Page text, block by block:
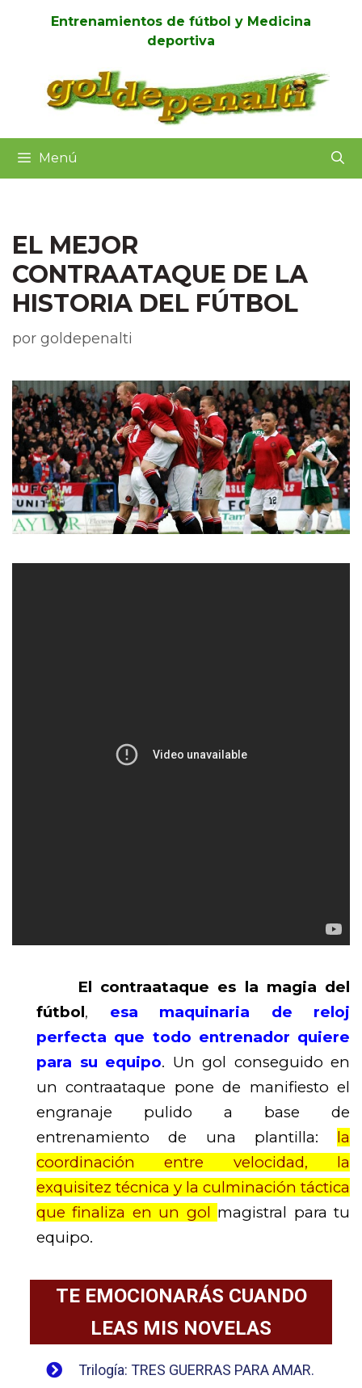
Entrenamientos de fútbol y Medicina
deportiva
Menú
EL MEJOR
CONTRAATAQUE DE LA
HISTORIA DEL FÚTBOL
por goldepenalti
El contraataque es la magia del
fútbol, esa maquinaria de reloj
perfecta que todo entrenador quiere
para su equipo. Un gol conseguido en
un contraataque pone de manifiesto el
engranaje pulido a base de
entrenamiento de una plantilla:
la
coordinación entre velocidad, la
exquisitez técnica y la culminación táctica
que finaliza en un gol magistral para tu
equipo.
TE EMOCIONARÁS CUANDO
LEAS MIS NOVELAS
Trilogía: TRES GUERRAS PARA AMAR.